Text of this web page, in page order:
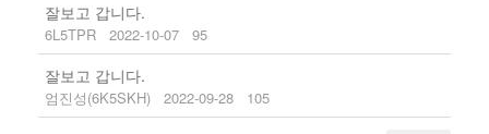
잘보고 갑니다.
6L5TPR 2022-10-07 95
잘보고 갑니다.
엄진성(6K5SKH) 2022-09-28 105